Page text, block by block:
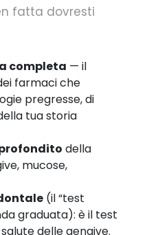
fatta dovresti
completa — il
farmaci che
pregresse, di
tua storia
della
mucose,
(il “test
graduata): è il test
delle gengive.